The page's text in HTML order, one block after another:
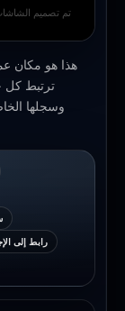
هذا هو مكان
ترتبط
وسجلها
رابط إلى